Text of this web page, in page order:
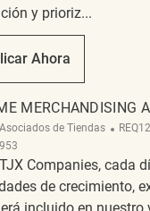
y prioriz...
Associate
Ahora
Merchandising
MERCHANDISING
Categoría
Asociados de Tiendas ReqId
Companies, cada
de crecimiento,